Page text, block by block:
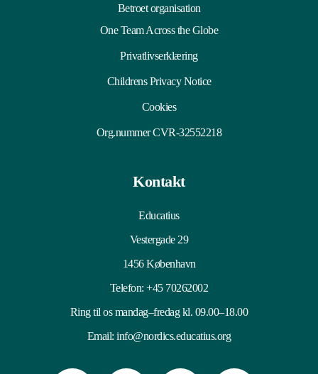
Betroet organisation
One Team Across the Globe
Privatlivserklæring
Childrens Privacy Notice
Cookies
Org.nummer CVR-32552218
Kontakt
Educatius
Vestergade 29
1456 København
Telefon:+45 70262002
Ring til os mandag–fredag kl. 09.00–18.00
Email:info@nordics.educatius.org